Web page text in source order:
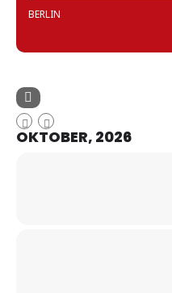
BERLIN
OKTOBER, 2026